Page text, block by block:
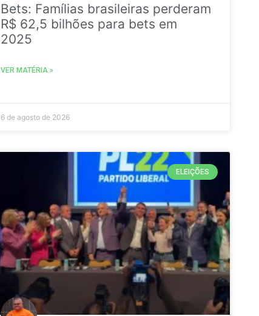
Bets: Famílias brasileiras perderam
R$ 62,5 bilhões para bets em
2025
VER MATÉRIA »
6 de agosto de 2026
ELEIÇÕES